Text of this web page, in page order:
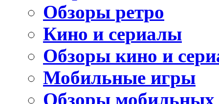
Обзоры ретро
Кино и сериалы
Обзоры кино и
Мобильные игры
Обзоры мобильных